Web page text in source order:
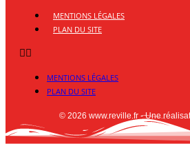
MENTIONS LÉGALES
PLAN DU SITE
MENTIONS LÉGALES
PLAN DU SITE
© 2026 www.reville.fr - Une